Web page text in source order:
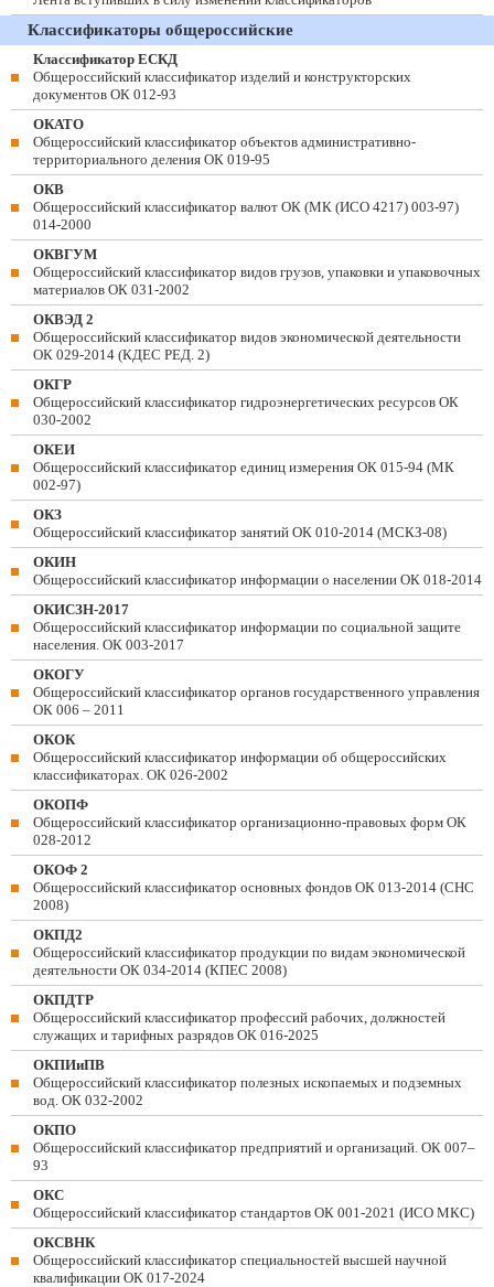
Классификаторы общероссийские
Классификатор ЕСКД
Общероссийский классификатор изделий и конструкторских
документов ОК 012-93
ОКАТО
Общероссийский классификатор объектов административно-
территориального деления ОК 019-95
ОКВ
Общероссийский классификатор валют ОК (МК (ИСО 4217) 003-97)
014-2000
ОКВГУМ
Общероссийский классификатор видов грузов, упаковки и упаковочных
материалов ОК 031-2002
ОКВЭД 2
Общероссийский классификатор видов экономической деятельности
ОК 029-2014 (КДЕС РЕД. 2)
ОКГР
Общероссийский классификатор гидроэнергетических ресурсов ОК
030-2002
ОКЕИ
Общероссийский классификатор единиц измерения ОК 015-94 (МК
002-97)
ОКЗ
Общероссийский классификатор занятий ОК 010-2014 (МСКЗ-08)
ОКИН
Общероссийский классификатор информации о населении ОК 018-2014
ОКИСЗН-2017
Общероссийский классификатор информации по социальной защите
населения. ОК 003-2017
ОКОГУ
Общероссийский классификатор органов государственного управления
ОК 006 – 2011
ОКОК
Общероссийский классификатор информации об общероссийских
классификаторах. ОК 026-2002
ОКОПФ
Общероссийский классификатор организационно-правовых форм ОК
028-2012
ОКОФ 2
Общероссийский классификатор основных фондов ОК 013-2014 (СНС
2008)
ОКПД2
Общероссийский классификатор продукции по видам экономической
деятельности ОК 034-2014 (КПЕС 2008)
ОКПДТР
Общероссийский классификатор профессий рабочих, должностей
служащих и тарифных разрядов ОК 016-2025
ОКПИиПВ
Общероссийский классификатор полезных ископаемых и подземных
вод. ОК 032-2002
ОКПО
Общероссийский классификатор предприятий и организаций. ОК 007–
93
ОКС
Общероссийский классификатор стандартов ОК 001-2021 (ИСО МКС)
ОКСВНК
Общероссийский классификатор специальностей высшей научной
квалификации ОК 017-2024